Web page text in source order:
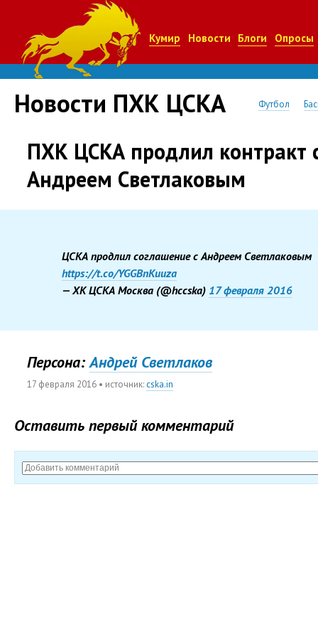
Кумир Новости Блоги Опросы
Новости ПХК ЦСКА Футбол
ПХК ЦСКА продлил контракт
Андреем Светлаковым
ЦСКА продлил соглашение с Андреем Светлаковым
https://t.co/YGGBnKuuza
— ХК ЦСКА Москва (@hccska) 17 февраля 2016
Персона: Андрей Светлаков
17 февраля 2016 • источник:cska.in
Оставить первый комментарий